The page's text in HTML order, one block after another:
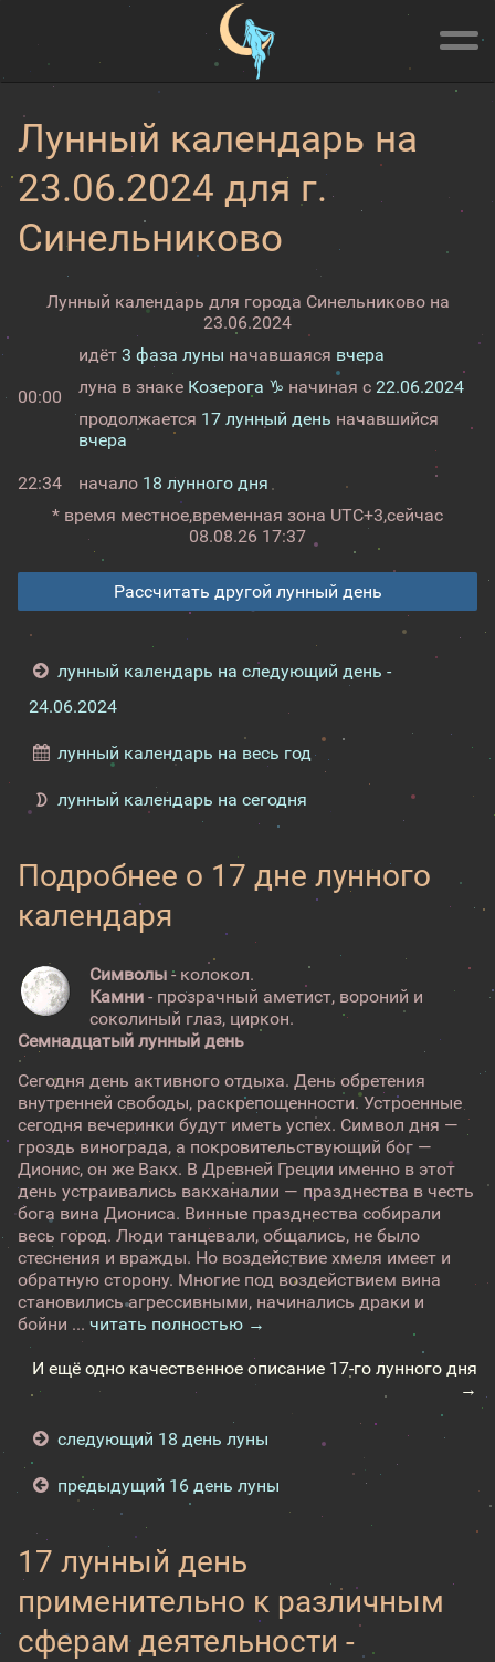
Лунный календарь на
23.06.2024 для г.
Синельниково
Лунный календарь для города Синельниково на
23.06.2024
00:00
идёт 3 фаза луны начавшаяся вчера
луна в знаке Козерога ♑ начиная с 22.06.2024
продолжается 17 лунный день начавшийся
вчера
22:34 начало 18 лунного дня
* время местное,временная зона UTC+3,сейчас
08.08.26 17:37
Рассчитать другой лунный день
лунный календарь на следующий день -
24.06.2024
лунный календарь на весь год
лунный календарь на сегодня
Подробнее о 17 дне лунного
календаря
Символы - колокол.
Камни - прозрачный аметист, вороний и
соколиный глаз, циркон.
Семнадцатый лунный день
Сегодня день активного отдыха. День обретения
внутренней свободы, раскрепощенности. Устроенные
сегодня вечеринки будут иметь успех. Символ дня —
гроздь винограда, а покровительствующий бог —
Дионис, он же Вакх. В Древней Греции именно в этот
день устраивались вакханалии — празднества в честь
бога вина Диониса. Винные празднества собирали
весь город. Люди танцевали, общались, не было
стеснения и вражды. Но воздействие хмеля имеет и
обратную сторону. Многие под воздействием вина
становились агрессивными, начинались драки и
бойни ... читать полностью →
И ещё одно качественное описание 17-го лунного дня
→
следующий 18 день луны
предыдущий 16 день луны
17 лунный день
применительно к различным
сферам деятельности -